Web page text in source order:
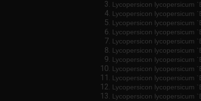
Lycopersicon lycopersicum
Lycopersicon lycopersicum
Lycopersicon lycopersicum
Lycopersicon lycopersicum
Lycopersicon lycopersicum
Lycopersicon lycopersicum
Lycopersicon lycopersicum
Lycopersicon lycopersicum
Lycopersicon lycopersicum
Lycopersicon lycopersicum
Lycopersicon lycopersicum